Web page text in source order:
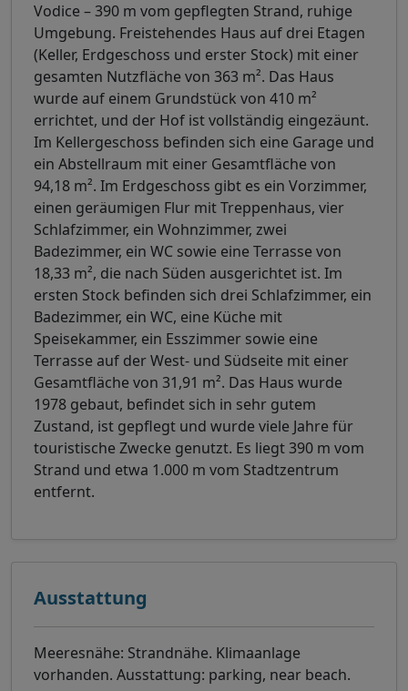
Vodice – 390 m vom gepflegten Strand, ruhige
Umgebung. Freistehendes Haus auf drei Etagen
(Keller, Erdgeschoss und erster Stock) mit einer
gesamten Nutzfläche von 363 m². Das Haus
wurde auf einem Grundstück von 410 m²
errichtet, und der Hof ist vollständig eingezäunt.
Im Kellergeschoss befinden sich eine Garage und
ein Abstellraum mit einer Gesamtfläche von
94,18 m². Im Erdgeschoss gibt es ein Vorzimmer,
einen geräumigen Flur mit Treppenhaus, vier
Schlafzimmer, ein Wohnzimmer, zwei
Badezimmer, ein WC sowie eine Terrasse von
18,33 m², die nach Süden ausgerichtet ist. Im
ersten Stock befinden sich drei Schlafzimmer, ein
Badezimmer, ein WC, eine Küche mit
Speisekammer, ein Esszimmer sowie eine
Terrasse auf der West- und Südseite mit einer
Gesamtfläche von 31,91 m². Das Haus wurde
1978 gebaut, befindet sich in sehr gutem
Zustand, ist gepflegt und wurde viele Jahre für
touristische Zwecke genutzt. Es liegt 390 m vom
Strand und etwa 1.000 m vom Stadtzentrum
entfernt.
Ausstattung
Meeresnähe: Strandnähe. Klimaanlage
vorhanden. Ausstattung: parking, near beach.